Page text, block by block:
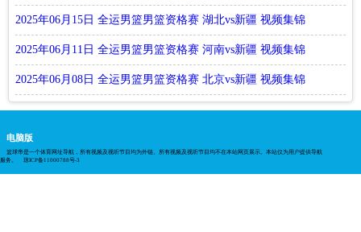
2025年06月15日 全运男篮男篮资格赛 湖北vs新疆 视频集锦
2025年06月11日 全运男篮男篮资格赛 河南vs新疆 视频集锦
2025年06月08日 全运男篮男篮资格赛 北京vs新疆 视频集锦
电脑版
篮球帝是一个体育网址导航，所有视频及视听节目均为外链。所有视频及视听节目均不在本站网页展示。本站仅为用户提供导航
服务。
琼ICP备11000788号-3